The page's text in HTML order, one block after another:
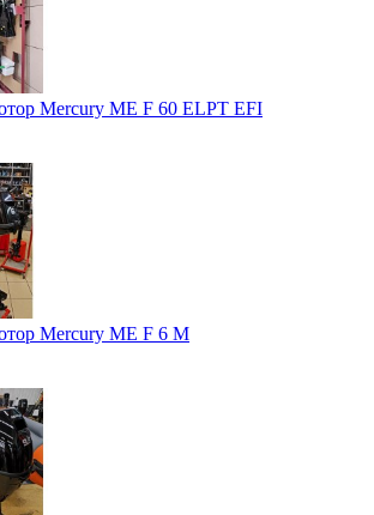
Mercury ME F 60 ELPT EFI
Mercury ME F 6 M